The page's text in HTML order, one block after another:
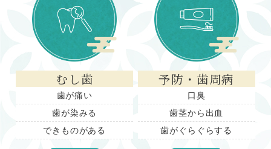
むし歯
歯が痛い
歯が染みる
できものがある
予防・歯周病
口臭
歯茎から出血
歯がぐらぐらする